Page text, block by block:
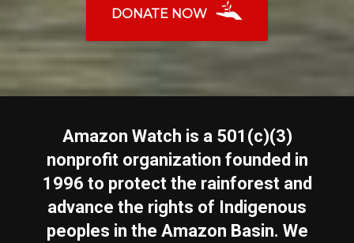
DONATE NOW
Amazon Watch is a 501(c)(3)
nonprofit organization founded in
1996 to protect the rainforest and
advance the rights of Indigenous
peoples in the Amazon Basin. We